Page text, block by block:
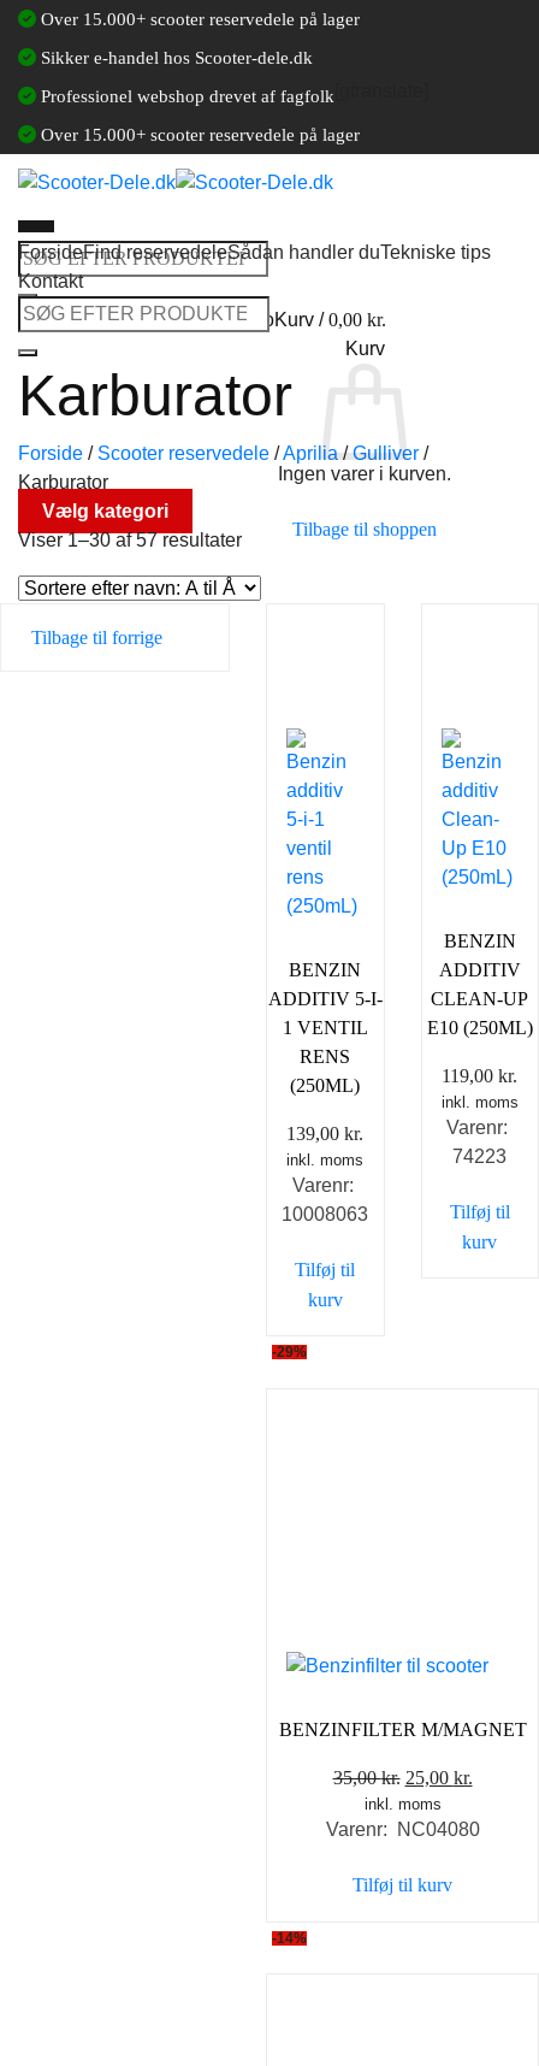
Fortsæt
indhold
Over 15.000+ scooter reservedele på lager
Sikker e-handel hos Scooter-dele.dk
Professionel webshop drevet af fagfolk
Over 15.000+ scooter reservedele på lager
Søg
efter:
Log ind / Opret en kundekontoKurv /0,00 kr.
Kurv
Ingen varer i kurven.
Tilbage til shoppen
ForsideFind reservedeleSådan handler duTekniske tips
Kontakt
Søg
efter:
Karburator
Forside / Scooter reservedele /Aprilia / Gulliver /
Karburator
Vælg kategori
Viser 1–30 af 57 resultater
Tilbage til forrige
BENZIN
ADDITIV 5-I-
1 VENTIL
RENS
(250ML)
139,00kr.
inkl. moms
Varenr:
10008063
Tilføj til
kurv
BENZIN
ADDITIV
CLEAN-UP
E10 (250ML)
119,00kr.
inkl. moms
Varenr:
74223
Tilføj til
kurv
-29%
BENZINFILTER M/MAGNET
35,00kr. Den
oprindelige
pris
35,00 kr..
25,00 kr.
pris
inkl. moms
Varenr: NC04080
Tilføj til kurv
-14%